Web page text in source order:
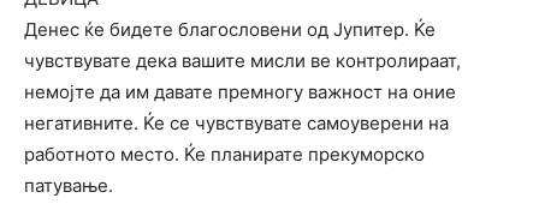
Денес ќе бидете благословени од Јупитер. Ќе
чувствувате дека вашите мисли ве контролираат,
немојте да им давате премногу важност на оние
негативните. Ќе се чувствувате самоуверени на
работното место. Ќе планирате прекуморско
патување.